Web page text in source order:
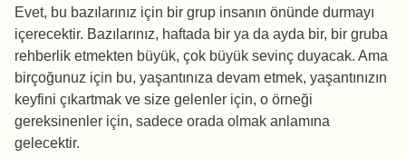
Evet, bu bazılarınız için bir grup insanın önünde durmayı
içerecektir. Bazılarınız, haftada bir ya da ayda bir, bir gruba
rehberlik etmekten büyük, çok büyük sevinç duyacak. Ama
birçoğunuz için bu, yaşantınıza devam etmek, yaşantınızın
keyfini çıkartmak ve size gelenler için, o örneği
gereksinenler için, sadece orada olmak anlamına
gelecektir.